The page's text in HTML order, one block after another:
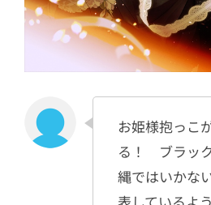
お姫様抱っこ
る！ ブラッ
縄ではいかな